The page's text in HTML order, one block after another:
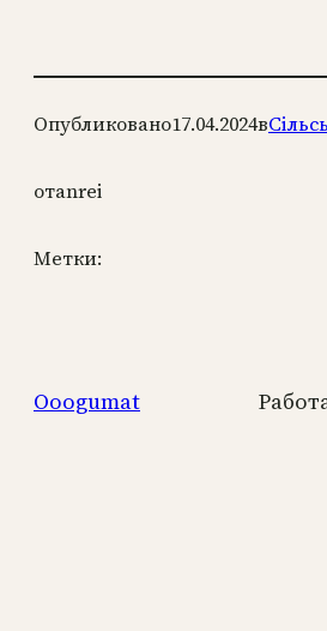
Опубликовано17.04.2024в
отanrei
Метки:
Ooogumat